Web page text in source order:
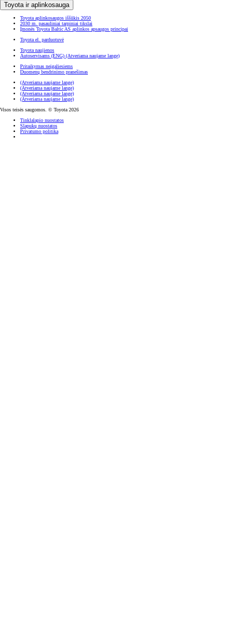
Toyota ir aplinkosauga
Toyota aplinkosaugos iššūkis 2050
2030 m. pasauliniai tarpiniai tikslai
Įmonės Toyota Baltic AS aplinkos apsaugos principai
Toyota el. parduotuvė
Toyota naujienos
Autoservisams (ENG) (Atveriama naujame lange)
Pritaikymas neįgaliesiems
Duomenų bendrinimo pranešimas
(Atveriama naujame lange)
(Atveriama naujame lange)
(Atveriama naujame lange)
(Atveriama naujame lange)
Visos teisės saugomos. © Toyota 2026
Tinklalapio nuostatos
Slapukų nuostatos
Privatumo politika